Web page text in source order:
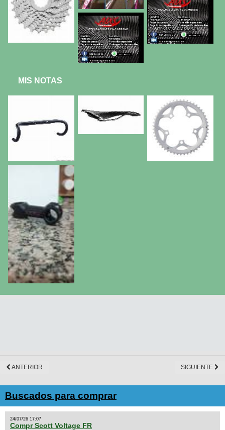
MIS NOTAS
ANTERIOR SIGUIENTE
Buscados para comprar
24/07/26 17:07
Compr Scott Voltage FR